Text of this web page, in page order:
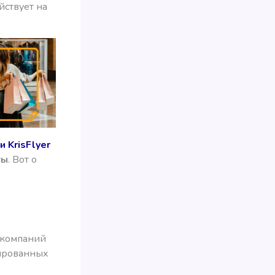
на
KrisFlyer
. Вот о